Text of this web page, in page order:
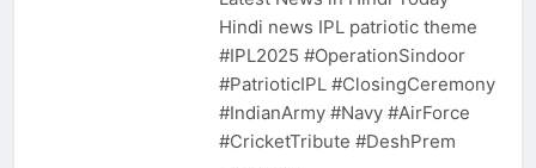
Hindi news IPL patriotic theme
#IPL2025 #OperationSindoor
#PatrioticIPL #ClosingCeremony
#IndianArmy #Navy #AirForce
#CricketTribute #DeshPrem